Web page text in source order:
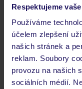
Respektujeme
Používáme
účelem zlepšení
našich stránek a
reklam. Soubory
provozu na našich
sociálních médií.